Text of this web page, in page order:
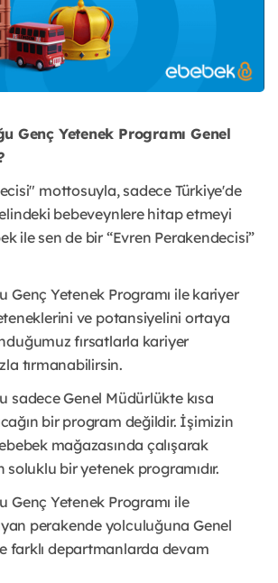
Genç Yetenek Programı Genel
mottosuyla, sadece Türkiye'de
bebeveynlere hitap etmeyi
ile sen de bir “Evren Perakendecisi”
Genç Yetenek Programı ile kariyer
ve potansiyelini ortaya
fırsatlarla kariyer
tırmanabilirsin.
sadece Genel Müdürlükte kısa
bir program değildir. İşimizin
mağazasında çalışarak
bir yetenek programıdır.
Genç Yetenek Programı ile
perakende yolculuğuna Genel
farklı departmanlarda devam